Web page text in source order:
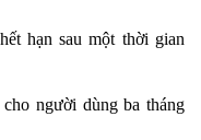
hạn sau một thời gian
người dùng ba tháng